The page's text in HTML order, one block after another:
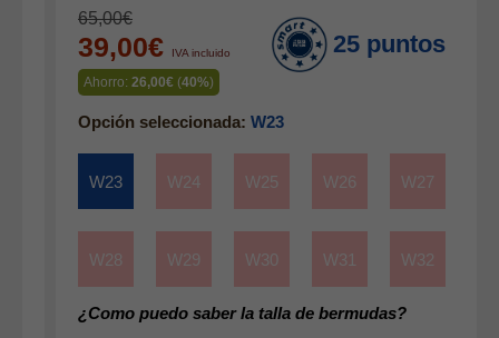
Cinturones
Bufandas y pañuelos
Calcetines
Calzado
Gabardina invierno hombre
Gabardina verano hombre
Ropa interior
65,00€
39,00€ IVA incluido
Ahorro: 26,00€ (40%)
25 puntos
Opción seleccionada: W23
W23 W24 W25 W26 W27
W28 W29 W30 W31 W32
¿Como puedo saber la talla de bermudas?